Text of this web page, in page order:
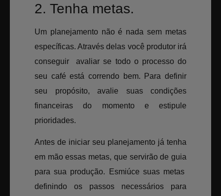
2. Tenha metas.
Um planejamento não é nada sem metas
específicas. Através delas você produtor irá
conseguir avaliar se todo o processo do
seu café está correndo bem. Para definir
seu propósito, avalie suas condições
financeiras do momento e estipule
prioridades.
Antes de iniciar seu planejamento já tenha
em mão essas metas, que servirão de guia
para sua produção. Esmiúce suas metas
definindo os passos necessários para